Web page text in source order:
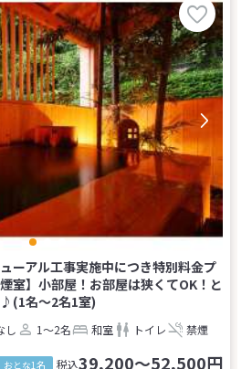
ーアル工事実施中につき特別料金プ
室】小部屋！お部屋は狭くてOK！と
名～2名1室)
し 1～2名 和室 トイレ 禁煙
おとな1名 税込39,200～52,500円